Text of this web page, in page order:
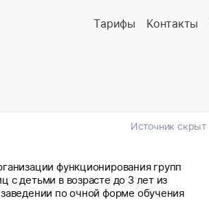
Тарифы Контакты
Источник скрыт
функционирования групп
с детьми в возрасте до 3 лет из
по очной форме обучения